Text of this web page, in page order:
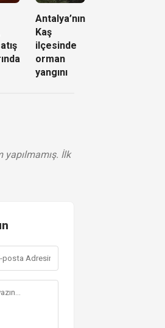
Antalya’nın
Kaş
ilçesinde
orman
yangını
yapılmamış. İlk